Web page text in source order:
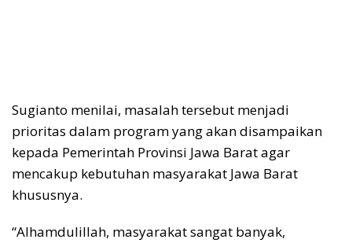
Sugianto menilai, masalah tersebut menjadi
prioritas dalam program yang akan disampaikan
kepada Pemerintah Provinsi Jawa Barat agar
mencakup kebutuhan masyarakat Jawa Barat
khususnya.
“Alhamdulillah, masyarakat sangat banyak,